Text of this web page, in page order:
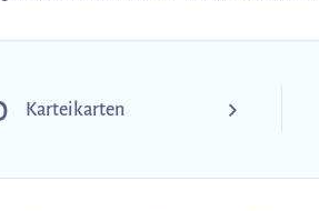
Karteikarten